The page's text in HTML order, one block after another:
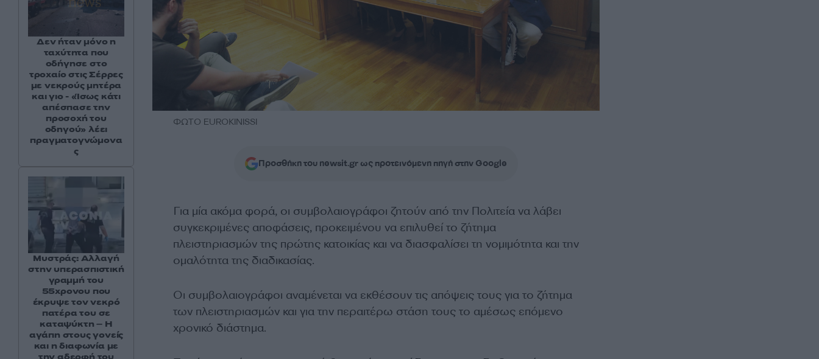
ΦΩΤΟ EUROKINISSI
Προσθήκη του newsit.gr ως προτεινόμενη πηγή στην Google
Για μία ακόμα φορά, οι συμβολαιογράφοι ζητούν από την Πολιτεία να λάβει
συγκεκριμένες αποφάσεις, προκειμένου να επιλυθεί το ζήτημα
πλειστηριασμών της πρώτης κατοικίας και να διασφαλίσει τη νομιμότητα και την
ομαλότητα της διαδικασίας.
Οι συμβολαιογράφοι αναμένεται να εκθέσουν τις απόψεις τους για το ζήτημα
των πλειστηριασμών και για την περαιτέρω στάση τους το αμέσως επόμενο
χρονικό διάστημα.
Δεν ήταν μόνο η
ταχύτητα που
οδήγησε στο
τροχαίο στις Σέρρες
με νεκρούς μητέρα
και γιο - «Ίσως κάτι
απέσπασε την
προσοχή του
οδηγού» λέει
πραγματογνώμονα
ς
Μυστράς: Αλλαγή
στην υπερασπιστική
γραμμή του
55χρονου που
έκρυψε τον νεκρό
πατέρα του σε
καταψύκτη – Η
αγάπη στους γονείς
και η διαφωνία με